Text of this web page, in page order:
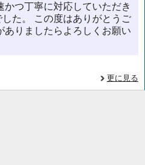
つ丁寧に対応していただき
た。 この度はありがとうご
ありましたらよろしくお願い
更に見る